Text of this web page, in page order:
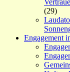
(29)
Engagement